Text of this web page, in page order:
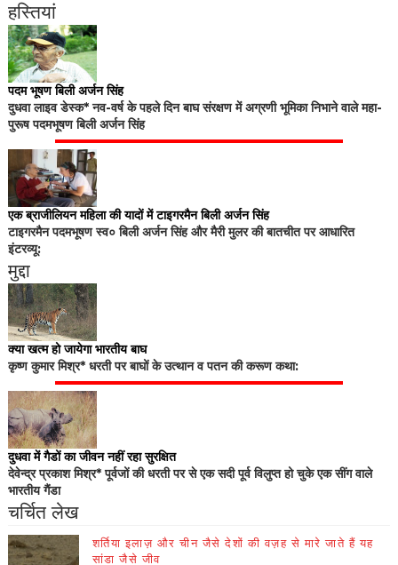
हस्तियां
पदम भूषण बिली अर्जन सिंह
दुधवा लाइव डेस्क* नव-वर्ष के पहले दिन बाघ संरक्षण में अग्रणी भूमिका निभाने वाले महा-
पुरूष पदमभूषण बिली अर्जन सिंह
एक ब्राजीलियन महिला की यादों में टाइगरमैन बिली अर्जन सिंह
टाइगरमैन पदमभूषण स्व० बिली अर्जन सिंह और मैरी मुलर की बातचीत पर आधारित
इंटरव्यू:
मुद्दा
क्या खत्म हो जायेगा भारतीय बाघ
कृष्ण कुमार मिश्र* धरती पर बाघों के उत्थान व पतन की करूण कथा:
दुधवा में गैडों का जीवन नहीं रहा सुरक्षित
देवेन्द्र प्रकाश मिश्र* पूर्वजों की धरती पर से एक सदी पूर्व विलुप्त हो चुके एक सींग वाले
भारतीय गैंडा
चर्चित लेख
शर्तिया इलाज़ और चीन जैसे देशों की वज़ह से मारे जाते हैं यह
सांडा जैसे जीव